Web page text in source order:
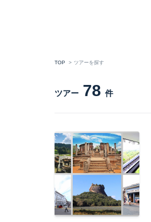
TOP ツアーを探す
ツアー 78 件